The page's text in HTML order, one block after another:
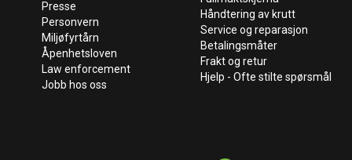
Presse
Personvern
Miljøfyrtårn
Åpenhetsloven
Law enforcement
Jobb hos oss
Håndtering av krutt
Service og reparasjon
Betalingsmåter
Frakt og retur
Hjelp - Ofte stilte spørsmål